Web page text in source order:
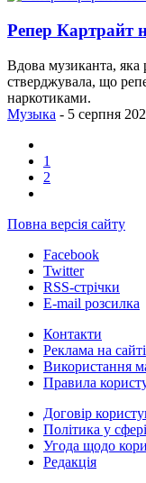
Репер Картрайт
Вдова музиканта, яка
стверджувала, що
наркотиками.
Музыка - 5 серпня
1
2
Повна версія сайту
Facebook
Twitter
RSS-стрічки
E-mail розсилка
Контакти
Реклама на сайті
Використання
Правила
Договір
Політика у
Угода щодо
Редакція